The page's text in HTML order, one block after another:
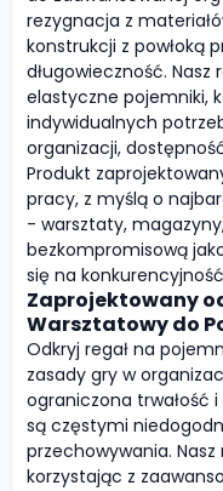
rezygnacja z
konstrukcji z powłoką
długowieczność. Nasz
elastyczne pojemniki,
indywidualnych
organizacji,
Produkt
pracy, z myślą o
- warsztaty,
bezkompromisową
się na
Zaprojektowany
Warsztatowy do
Odkryj regał na
zasady gry w
ograniczona trwałość
są częstymi
przechowywania.
korzystając z